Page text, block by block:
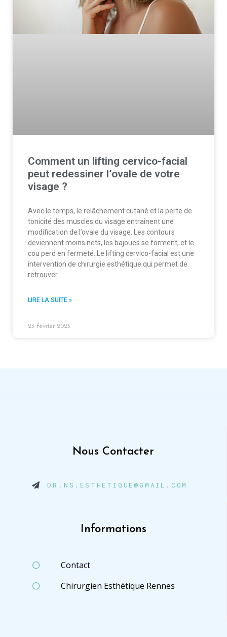
Comment un lifting cervico-facial
peut redessiner l’ovale de votre
visage ?
Avec le temps, le relâchement cutané et la perte de
tonicité des muscles du visage entraînent une
modification de l’ovale du visage. Les contours
deviennent moins nets, les bajoues se forment, et le
cou perd en fermeté. Le lifting cervico-facial est une
intervention de chirurgie esthétique qui permet de
retrouver
LIRE LA SUITE »
23 février 2025
Nous Contacter
DR.NS.ESTHETIQUE@GMAIL.COM
Informations
Contact
Chirurgien Esthétique Rennes